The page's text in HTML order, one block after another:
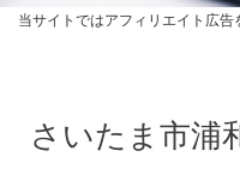
当サイトではアフィリエイト広告
さいたま市浦